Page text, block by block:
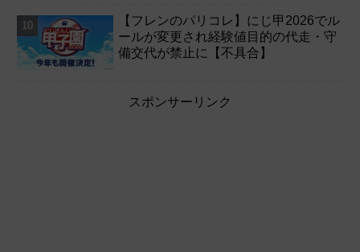
【フレンのパリコレ】にじ甲2026でル
ールが変更され経験値目的の代走・守
備交代が禁止に【不具合】
スポンサーリンク